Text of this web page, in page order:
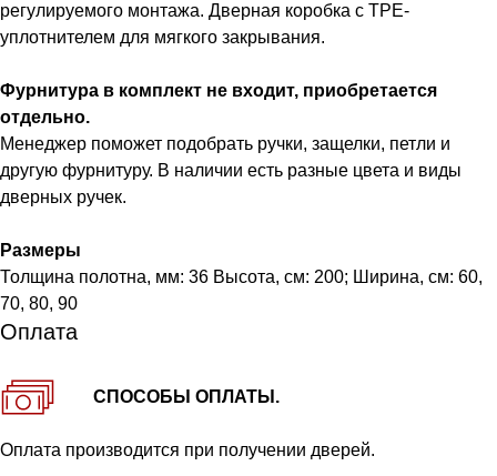
регулируемого монтажа. Дверная коробка с TPE-
уплотнителем для мягкого закрывания.
Фурнитура в комплект не входит, приобретается
отдельно.
Менеджер поможет подобрать ручки, защелки, петли и
другую фурнитуру. В наличии есть разные цвета и виды
дверных ручек.
Размеры
Толщина полотна, мм: 36 Высота, см: 200; Ширина, см: 60,
70, 80, 90
Оплата
СПОСОБЫ ОПЛАТЫ.
Оплата производится при получении дверей.